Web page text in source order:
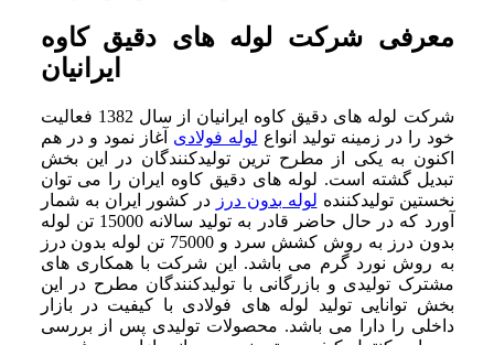
معرفی شرکت لوله های دقیق کاوه
ایرانیان
شرکت لوله های دقیق کاوه ایرانیان از سال 1382 فعالیت
خود را در زمینه تولید انواع لوله فولادی آغاز نمود و در هم
اکنون به یکی از مطرح ترین تولیدکنندگان در این بخش
تبدیل گشته است. لوله های دقیق کاوه ایران را می توان
نخستین تولیدکننده لوله بدون درز در کشور ایران به شمار
آورد که در حال حاضر قادر به تولید سالانه 15000 تن لوله
بدون درز به روش کشش سرد و 75000 تن لوله بدون درز
به روش نورد گرم می باشد. این شرکت با همکاری های
مشترک تولیدی و بازرگانی با تولیدکنندگان مطرح در این
بخش توانایی تولید لوله های فولادی با کیفیت در بازار
داخلی را دارا می باشد. محصولات تولیدی پس از بررسی